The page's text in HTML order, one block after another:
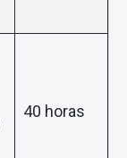
40 horas